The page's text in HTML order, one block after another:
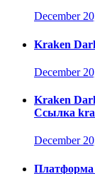
December
Kraken
December
Kraken
Ссылка
December
Платформа